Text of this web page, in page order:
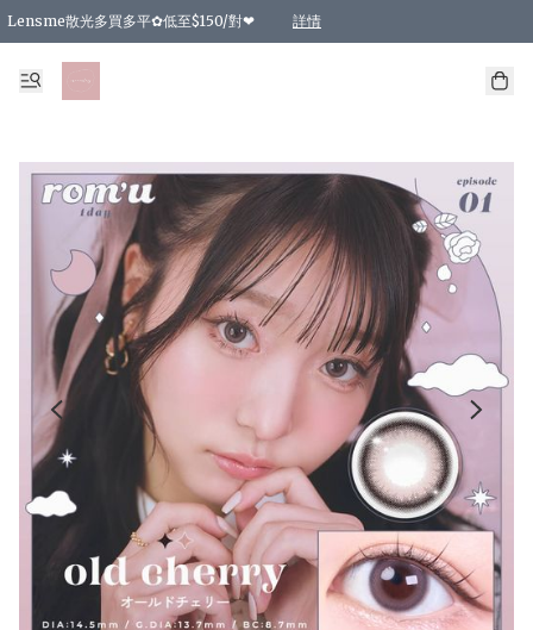
Lensme散光多買多平✿低至$150/對❤ 詳情
台灣Karacon⁩✧日拋 特價清貨❁⃘
日本韓國多款日/月拋現貨☼ 特價❤︎數量有限 售完即止
🇰🇷韓國多款月拋現貨 特價兩對$99✿數量有限 售完即止♫
精選商品，任選買2件或以上9 折；買4件或以上85 折；買6件或以上8 折
精選商品，任選買2件HKD 140.00；買4件HKD 260.00
精選商品，任選買2件HKD 190.00；買4件HKD 360.00
精選商品，任選買2件HKD 110.00；買4件HKD 180.00
精選商品，任選買2件HKD 170.00；買4件HKD 320.00
精選商品，任選買2件或以上減HKD 148.00
精選商品，任選買2件或以上減HKD 148.00
精選商品，任選買2件或以上95 折；買4件或以上9 折；買6件或以上85 折；買8件
精選商品，任選買12件或以上87 折
精選商品，任選買2件或以上減HKD 16.00；買4件或以上減HKD 32.00；買6
精選商品，任選買2件或以上95 折；買4件或以上9 折；買8件或以上85 折；買12
購物滿 HKD 800.00即享免運費優惠！（適用於 特定的送貨方式 )